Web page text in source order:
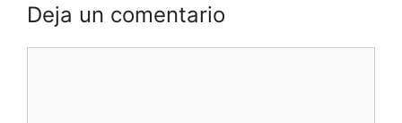
Deja un comentario